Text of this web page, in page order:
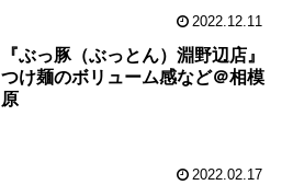
2022.12.11
『ぶっ豚（ぶっとん）淵野辺店』
つけ麺のボリューム感など＠相模
原
2022.02.17